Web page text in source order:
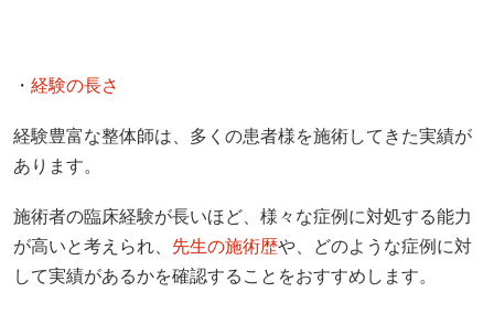
・ 経験の長さ
経験豊富な整体師は、多くの患者様を施術してきた実績が
あります。
施術者の臨床経験が長いほど、様々な症例に対処する能力
が高いと考えられ、 先生の施術歴や、どのような症例に対
して実績があるかを確認することをおすすめします。